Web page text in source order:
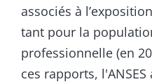
associés à
tant pour la
professionnelle (en
ces rapports,